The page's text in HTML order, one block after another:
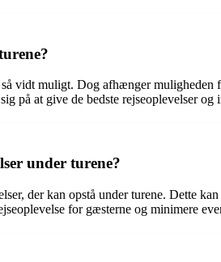
vidt muligt. Dog afhænger
at give de bedste rejseoplevelser og
under turene?
der kan opstå under turene. Dette
for gæsterne og minimere